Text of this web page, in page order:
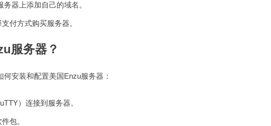
器上添加自己的域名。
付方式购买服务器。
服务器？
安装和配置美国Enzu服务器：
）连接到服务器。
包。